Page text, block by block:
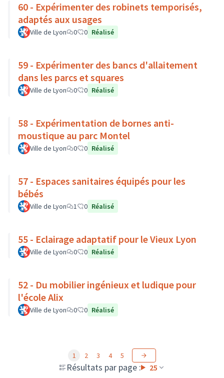
60 - Expérimenter des robinets temporisés,
adaptés aux usages
Ville de Lyon 0 0 Réalisé
59 - Expérimenter des bancs d'allaitement
dans les parcs et squares
Ville de Lyon 0 0 Réalisé
58 - Expérimentation de bornes anti-
moustique au parc Montel
Ville de Lyon 0 0 Réalisé
57 - Espaces sanitaires équipés pour les
bébés
Ville de Lyon 1 0 Réalisé
55 - Eclairage adaptatif pour le Vieux Lyon
Ville de Lyon 0 0 Réalisé
52 - Du mobilier ingénieux et ludique pour
l'école Alix
Ville de Lyon 0 0 Réalisé
Résultats par page : 25
1 2 3 4 5